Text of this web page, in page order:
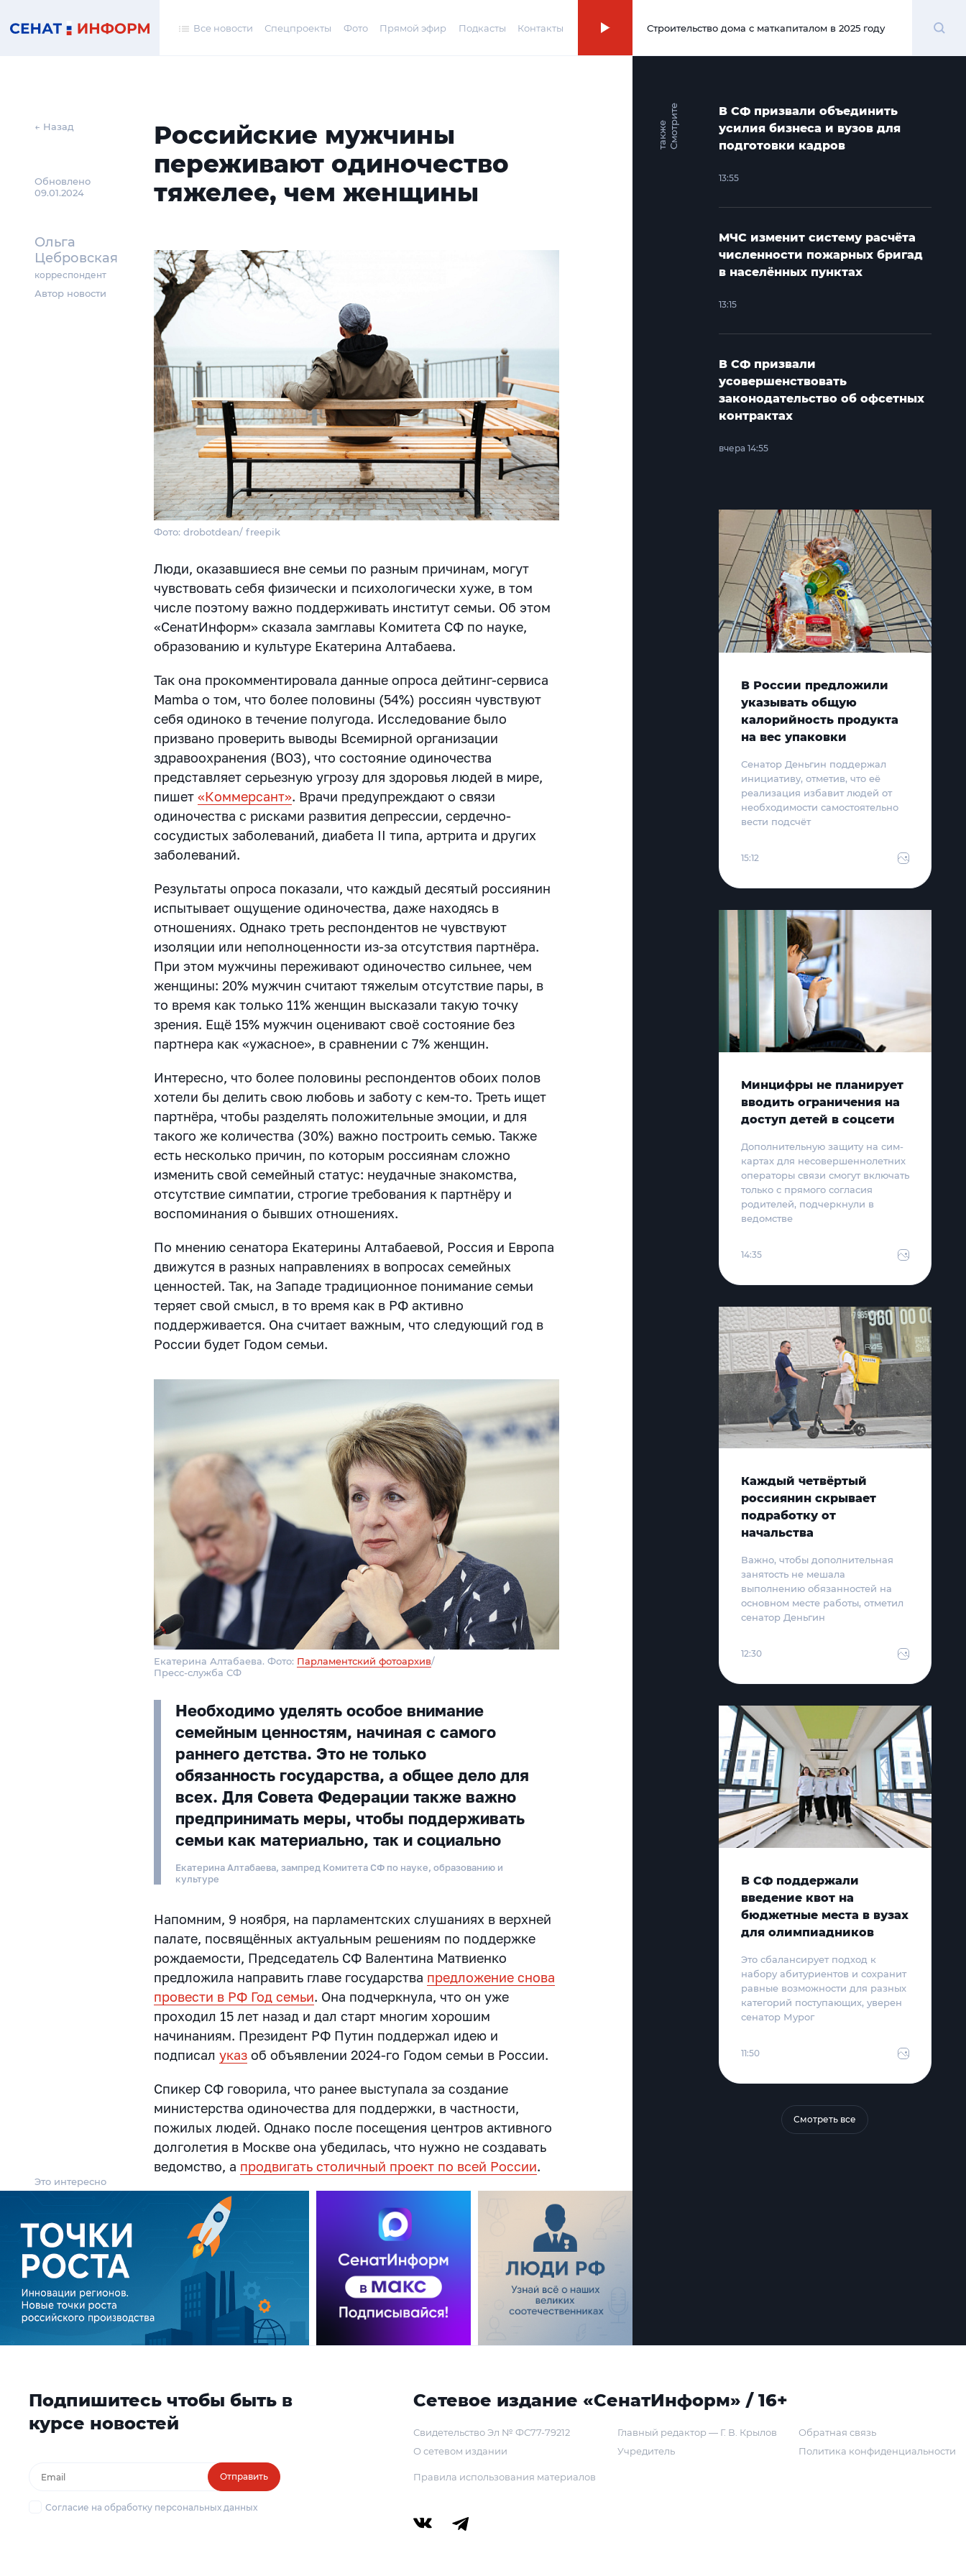
Все новости Спецпроекты Фото Прямой эфир Подкасты Контакты 00:00
Строительство дома с маткапиталом в 2025 году
← Назад
Обновлено
09.01.2024
Ольга
Цебровская
корреспондент
Автор новости
Российские мужчины
переживают одиночество
тяжелее, чем женщины
Фото: drobotdean/ freepik
Люди, оказавшиеся вне семьи по разным причинам, могут
чувствовать себя физически и психологически хуже, в том
числе поэтому важно поддерживать институт семьи. ​​Об этом
«СенатИнформ» сказала замглавы Комитета СФ по науке,
образованию и культуре Екатерина Алтабаева.
Так она прокомментировала данные опроса дейтинг-сервиса
Mamba о том, что более половины (54%) россиян чувствуют
себя одиноко в течение полугода. Исследование было
призвано проверить выводы Всемирной организации
здравоохранения (ВОЗ), что состояние одиночества
представляет серьезную угрозу для здоровья людей в мире,
пишет«Коммерсант». Врачи предупреждают о связи
одиночества с рисками развития депрессии, сердечно-
сосудистых заболеваний, диабета II типа, артрита и других
заболеваний.
Результаты опроса показали, что каждый десятый россиянин
испытывает ощущение одиночества, даже находясь в
отношениях. Однако треть респондентов не чувствуют
изоляции или неполноценности из-за отсутствия партнёра.
При этом мужчины переживают одиночество сильнее, чем
женщины: 20% мужчин считают тяжелым отсутствие пары, в
то время как только 11% женщин высказали такую точку
зрения. Ещё 15% мужчин оценивают своё состояние без
партнера как «ужасное», в сравнении с 7% женщин.
Интересно, что более половины респондентов обоих полов
хотели бы делить свою любовь и заботу с кем-то. Треть ищет
партнёра, чтобы разделять положительные эмоции, и для
такого же количества (30%) важно построить семью. Также
есть несколько причин, по которым россиянам сложно
изменить свой семейный статус: неудачные знакомства,
отсутствие симпатии, строгие требования к партнёру и
воспоминания о бывших отношениях.
По мнению сенатора Екатерины Алтабаевой, Россия и Европа
движутся в разных направлениях в вопросах семейных
ценностей. Так, на Западе традиционное понимание семьи
теряет свой смысл, в то время как в РФ активно
поддерживается. Она считает важным, что следующий год в
России будет Годом семьи.
Екатерина Алтабаева. Фото: Парламентский фотоархив/
Пресс-служба СФ
Необходимо уделять особое внимание
семейным ценностям, начиная с самого
раннего детства. Это не только
обязанность государства, а общее дело для
всех. Для Совета Федерации также важно
предпринимать меры, чтобы поддерживать
семьи как материально, так и социально
Екатерина Алтабаева, зампред Комитета СФ по науке, образованию и
культуре
Напомним, 9 ноября, на парламентских слушаниях в верхней
палате, посвящённых актуальным решениям по поддержке
рождаемости, Председатель СФ Валентина Матвиенко
предложила направить главе государства предложение снова
провести в РФ Год семьи. Она подчеркнула, что он уже
проходил 15 лет назад и дал старт многим хорошим
начинаниям. Президент РФ Путин поддержал идею и
подписалуказ об объявлении 2024-го Годом семьи в России.
Спикер СФ говорила, что ранее выступала за создание
министерства одиночества для поддержки, в частности,
пожилых людей. Однако после посещения центров активного
долголетия в Москве она убедилась, что нужно не создавать
ведомство, а продвигать столичный проект по всей России.
Это интересно
С
м
о
т
р и
т
е
т
а
к
ж
е
В СФ призвали объединить
усилия бизнеса и вузов для
подготовки кадров
13:55
МЧС изменит систему расчёта
численности пожарных бригад
в населённых пунктах
13:15
В СФ призвали
усовершенствовать
законодательство об офсетных
контрактах
вчера 14:55
В России предложили
указывать общую
калорийность продукта
на вес упаковки
Сенатор Деньгин поддержал
инициативу, отметив, что её
реализация избавит людей от
необходимости самостоятельно
вести подсчёт
15:12
Минцифры не планирует
вводить ограничения на
доступ детей в соцсети
Дополнительную защиту на сим-
картах для несовершеннолетних
операторы связи смогут включать
только с прямого согласия
родителей, подчеркнули в
ведомстве
14:35
Каждый четвёртый
россиянин скрывает
подработку от
начальства
Важно, чтобы дополнительная
занятость не мешала
выполнению обязанностей на
основном месте работы, отметил
сенатор Деньгин
12:30
В СФ поддержали
введение квот на
бюджетные места в вузах
для олимпиадников
Это сбалансирует подход к
набору абитуриентов и сохранит
равные возможности для разных
категорий поступающих, уверен
сенатор Мурог
11:50
Смотреть все
Подпишитесь чтобы быть в
курсе новостей
Отправить
Согласие на обработку персональных данных
Сетевое издание «СенатИнформ» / 16+
Свидетельство Эл № ФС77-79212
О сетевом издании
Главный редактор — Г. В. Крылов
Учредитель
Обратная связь
Политика конфиденциальности
Правила использования материалов